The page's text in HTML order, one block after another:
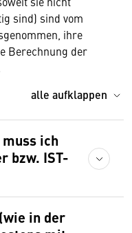
sind) sind vom
ihre
Berechnung der
alle aufklappen
ich
bzw. IST-
in der